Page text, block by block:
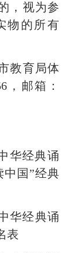
，视为参
物的所有
教育局体
，邮箱：
华经典诵
中国”经典
华经典诵
表